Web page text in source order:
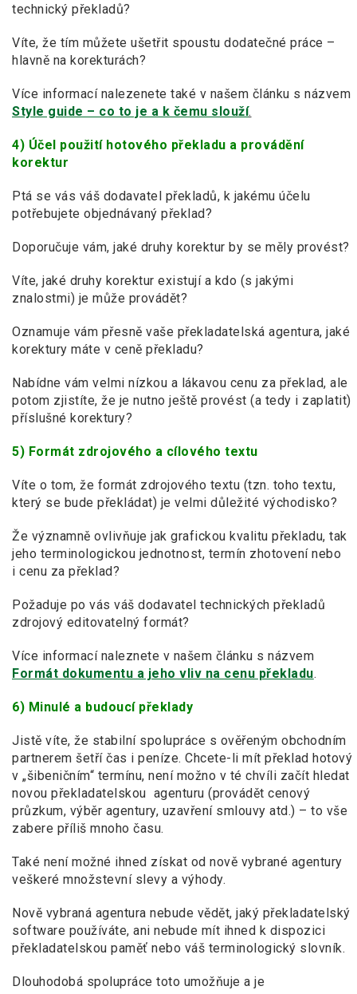
technický překladů?
Víte, že tím můžete ušetřit spoustu dodatečné práce –
hlavně na korekturách?
Více informací nalezenete také v našem článku s názvem
Style guide – co to je a k čemu slouží.
4) Účel použití hotového překladu a provádění
korektur
Ptá se vás váš dodavatel překladů, k jakému účelu
potřebujete objednávaný překlad?
Doporučuje vám, jaké druhy korektur by se měly provést?
Víte, jaké druhy korektur existují a kdo (s jakými
znalostmi) je může provádět?
Oznamuje vám přesně vaše překladatelská agentura, jaké
korektury máte v ceně překladu?
Nabídne vám velmi nízkou a lákavou cenu za překlad, ale
potom zjistíte, že je nutno ještě provést (a tedy i zaplatit)
příslušné korektury?
5) Formát zdrojového a cílového textu
Víte o tom, že formát zdrojového textu (tzn. toho textu,
který se bude překládat) je velmi důležité východisko?
Že významně ovlivňuje jak grafickou kvalitu překladu, tak
jeho terminologickou jednotnost, termín zhotovení nebo
i cenu za překlad?
Požaduje po vás váš dodavatel technických překladů
zdrojový editovatelný formát?
Více informací naleznete v našem článku s názvem
Formát dokumentu a jeho vliv na cenu překladu.
6) Minulé a budoucí překlady
Jistě víte, že stabilní spolupráce s ověřeným obchodním
partnerem šetří čas i peníze. Chcete-li mít překlad hotový
v „šibeničním“ termínu, není možno v té chvíli začít hledat
novou překladatelskou agenturu (provádět cenový
průzkum, výběr agentury, uzavření smlouvy atd.) – to vše
zabere příliš mnoho času.
Také není možné ihned získat od nově vybrané agentury
veškeré množstevní slevy a výhody.
Nově vybraná agentura nebude vědět, jaký překladatelský
software používáte, ani nebude mít ihned k dispozici
překladatelskou paměť nebo váš terminologický slovník.
Dlouhodobá spolupráce toto umožňuje a je